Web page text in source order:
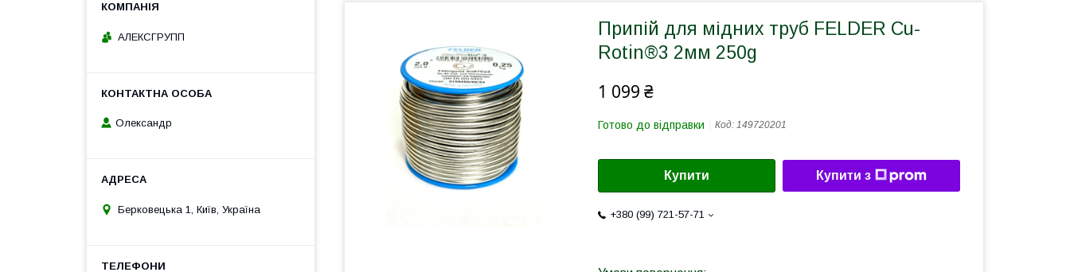
Припій для мідних труб FELDER Cu-
Rotin®3 2мм 250g
1 099 ₴
Готово до відправки Код: 149720201
Купити Купити з
+380 (99) 721-57-71
АЛЕКСГРУПП
Олександр
Берковецька 1, Київ, Україна